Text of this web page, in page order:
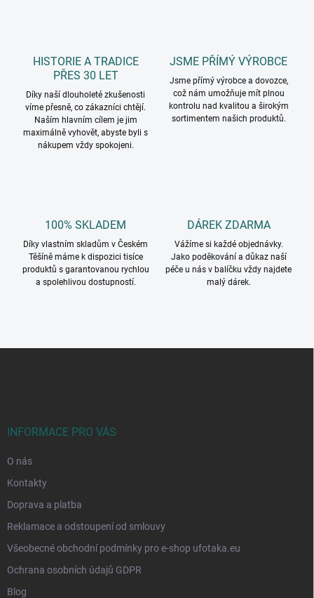
HISTORIE A TRADICE
PŘES 30 LET
Díky naší dlouholeté zkušenosti
víme přesně, co zákazníci chtějí.
Naším hlavním cílem je jim
maximálně vyhovět, abyste byli s
nákupem vždy spokojeni.
JSME PŘÍMÝ VÝROBCE
Jsme přímý výrobce a dovozce,
což nám umožňuje mít plnou
kontrolu nad kvalitou a širokým
sortimentem našich produktů.
100% SKLADEM
Díky vlastním skladům v Českém
Těšíně máme k dispozici tisíce
produktů s garantovanou rychlou
a spolehlivou dostupností.
DÁREK ZDARMA
Vážíme si každé objednávky.
Jako poděkování a důkaz naší
péče u nás v balíčku vždy najdete
malý dárek.
INFORMACE PRO VÁS
O nás
Kontakty
Doprava a platba
Reklamace a odstoupení od smlouvy
Všeobecné obchodní podmínky pro e-shop ufotaka.eu
Ochrana osobních údajů GDPR
Blog